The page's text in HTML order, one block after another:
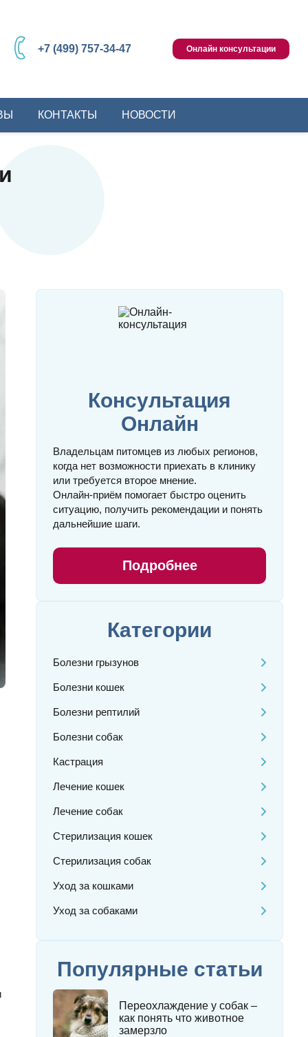
+7 (499) 757-34-47 Онлайн консультации
КОНТАКТЫ НОВОСТИ
Консультация
Онлайн
Владельцам питомцев из любых регионов,
когда нет возможности приехать в клинику
или требуется второе мнение.
Онлайн‑приём помогает быстро оценить
ситуацию, получить рекомендации и понять
дальнейшие шаги.
Подробнее
Категории
Болезни грызунов
Болезни кошек
Болезни рептилий
Болезни собак
Кастрация
Лечение кошек
Лечение собак
Стерилизация кошек
Стерилизация собак
Уход за кошками
Уход за собаками
Популярные статьи
Переохлаждение у собак –
как понять что животное
замерзло